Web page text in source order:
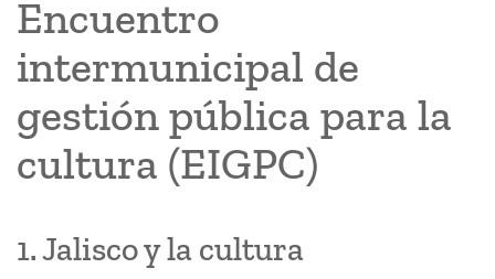
Encuentro
intermunicipal de
gestión pública para la
cultura (EIGPC)
1. Jalisco y la cultura